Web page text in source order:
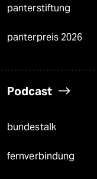
panterstiftung
panterpreis 2026
Podcast
bundestalk
fernverbindung